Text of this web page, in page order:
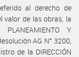
al derecho de
valor de las obras, la
PLANEAMIENTO Y
AG N° 3200,
de la DIRECCIÓN